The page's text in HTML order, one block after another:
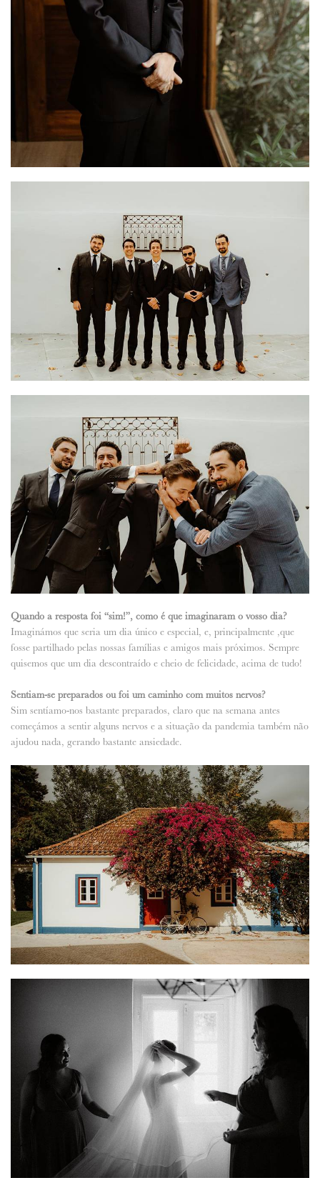
Quando a resposta foi “sim!”, como é que imaginaram o vosso dia?
Imaginámos que seria um dia único e especial, e, principalmente ,que
fosse partilhado pelas nossas famílias e amigos mais próximos. Sempre
quisemos que um dia descontraído e cheio de felicidade, acima de tudo!
Sentiam-se preparados ou foi um caminho com muitos nervos?
Sim sentíamo-nos bastante preparados, claro que na semana antes
começámos a sentir alguns nervos e a situação da pandemia também não
ajudou nada, gerando bastante ansiedade.